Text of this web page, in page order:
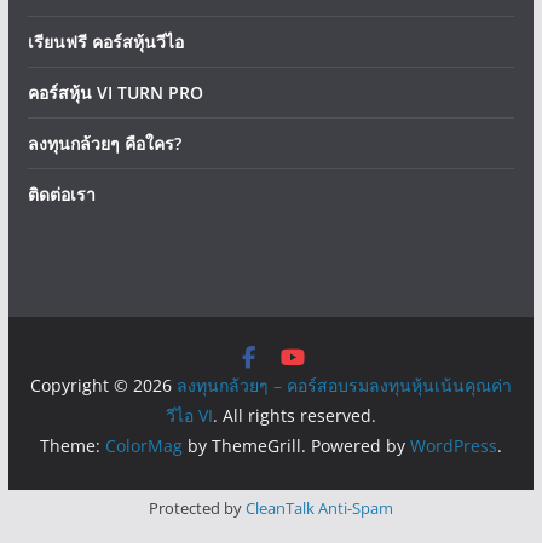
เรียนฟรี คอร์สหุ้นวีไอ
คอร์สหุ้น VI TURN PRO
ลงทุนกล้วยๆ คือใคร?
ติดต่อเรา
Copyright © 2026 ลงทุนกล้วยๆ – คอร์สอบรมลงทุนหุ้นเน้นคุณค่า
วีไอ VI. All rights reserved.
Theme: ColorMagby ThemeGrill. Powered by WordPress.
Protected byCleanTalk Anti-Spam